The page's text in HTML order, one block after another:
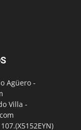
Agüero -
Villa -